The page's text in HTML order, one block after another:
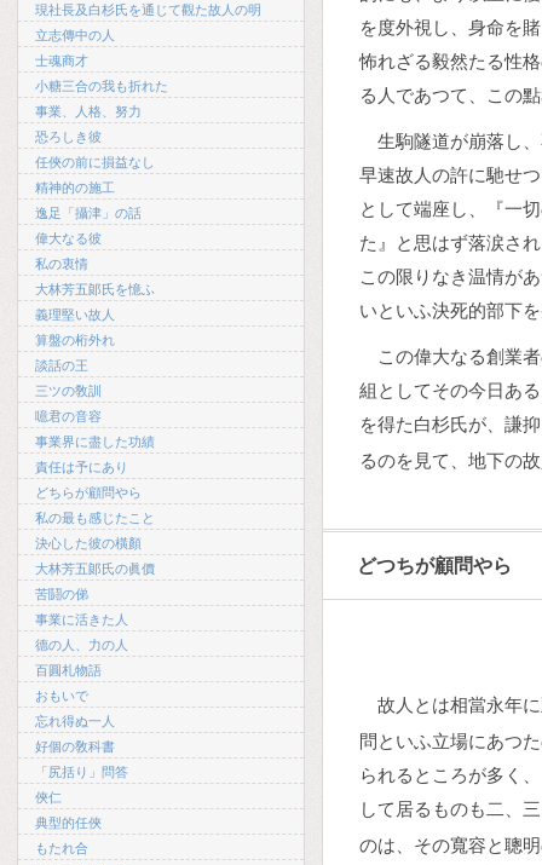
現社長及白杉氏を通じて觀た故人の明
立志傳中の人
士魂商才
小糖三合の我も折れた
事業、人格、努力
恐ろしき彼
任俠の前に損益なし
精神的の施工
逸足「攝津」の話
偉大なる彼
私の衷情
大林芳五郞氏を憶ふ
義理堅い故人
算盤の桁外れ
談話の王
三ツの敎訓
噫君の音容
事業界に盡した功績
責任は予にあり
どちらが顧問やら
私の最も感じたこと
決心した彼の橫顏
大林芳五郞氏の眞價
苦鬪の俤
事業に活きた人
德の人、力の人
百圓札物語
おもいで
忘れ得ぬ一人
好個の敎科書
「尻括り」問答
俠仁
典型的任俠
もたれ合
を度外視し、身命を
怖れざる毅然たる性
る人であつて、この
生駒隧道が崩落し
早速故人の許に馳せ
として端座し、『一
た』と思はず落涙さ
この限りなき温情が
いといふ決死的部下
この偉大なる創業
組としてその今日あ
を得た白杉氏が、謙
るのを見て、地下の
どつちが顧問やら
故人とは相當永年
問といふ立場にあつ
られるところが多く
して居るものも二、
のは、その寬容と聰